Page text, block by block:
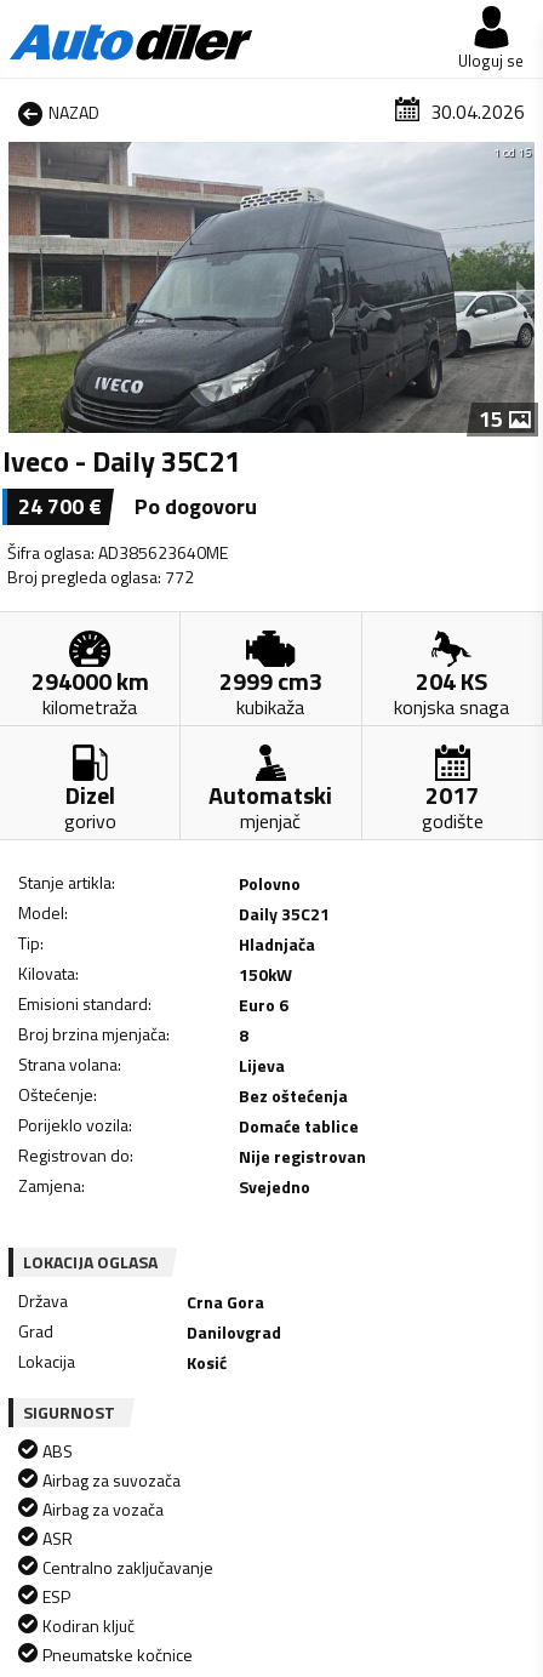
Uloguj se
NAZAD 30.04.2026
1 od 15
15
Iveco - Daily 35C21
24 700€ Po dogovoru
Šifra oglasa:AD385623640ME
Broj pregleda oglasa: 772
294000km
kilometraža
2999cm3
kubikaža
204KS
konjska snaga
Dizel
gorivo
Automatski
mjenjač
2017
godište
Stanje artikla:
Polovno
Model:
Daily 35C21
Tip:
Hladnjača
Kilovata: 150kW
Emisioni standard:
Euro 6
Broj brzina mjenjača:
8
Strana volana:
Lijeva
Oštećenje:
Bez oštećenja
Porijeklo vozila:
Domaće tablice
Registrovan do:
Nije registrovan
Zamjena: Svejedno
LOKACIJA OGLASA
Država
Crna Gora
Grad
Danilovgrad
Lokacija
Kosić
SIGURNOST
ABS
Airbag za suvozača
Airbag za vozača
ASR
Centralno zaključavanje
ESP
Kodiran ključ
Pneumatske kočnice